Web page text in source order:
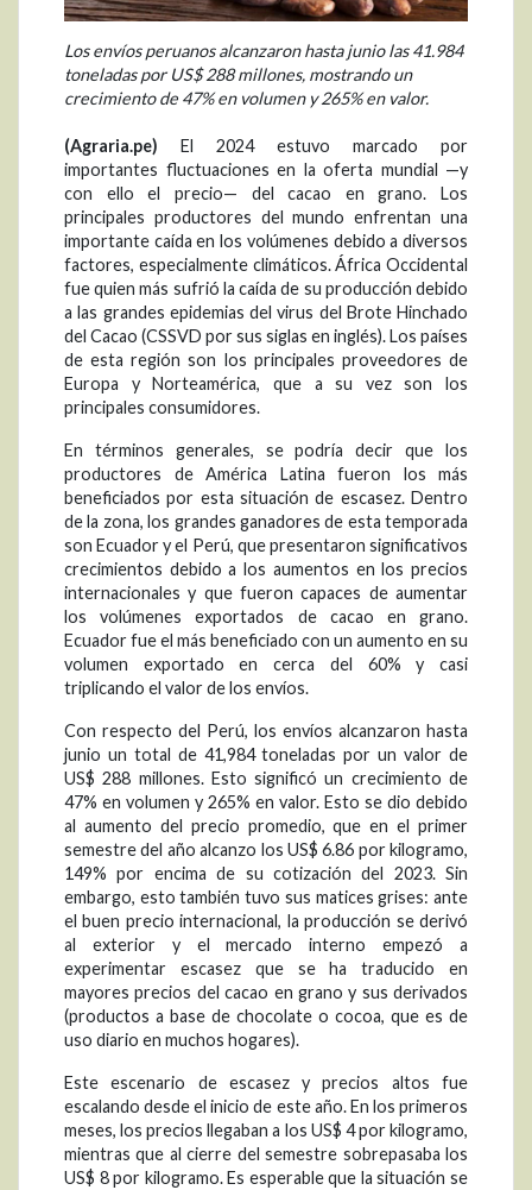
Los envíos peruanos alcanzaron hasta junio las 41.984
toneladas por US$ 288 millones, mostrando un
crecimiento de 47% en volumen y 265% en valor.
(Agraria.pe) El 2024 estuvo marcado por
importantes fluctuaciones en la oferta mundial —y
con ello el precio— del cacao en grano. Los
principales productores del mundo enfrentan una
importante caída en los volúmenes debido a diversos
factores, especialmente climáticos. África Occidental
fue quien más sufrió la caída de su producción debido
a las grandes epidemias del virus del Brote Hinchado
del Cacao (CSSVD por sus siglas en inglés). Los países
de esta región son los principales proveedores de
Europa y Norteamérica, que a su vez son los
principales consumidores.
En términos generales, se podría decir que los
productores de América Latina fueron los más
beneficiados por esta situación de escasez. Dentro
de la zona, los grandes ganadores de esta temporada
son Ecuador y el Perú, que presentaron significativos
crecimientos debido a los aumentos en los precios
internacionales y que fueron capaces de aumentar
los volúmenes exportados de cacao en grano.
Ecuador fue el más beneficiado con un aumento en su
volumen exportado en cerca del 60% y casi
triplicando el valor de los envíos.
Con respecto del Perú, los envíos alcanzaron hasta
junio un total de 41,984 toneladas por un valor de
US$ 288 millones. Esto significó un crecimiento de
47% en volumen y 265% en valor. Esto se dio debido
al aumento del precio promedio, que en el primer
semestre del año alcanzo los US$ 6.86 por kilogramo,
149% por encima de su cotización del 2023. Sin
embargo, esto también tuvo sus matices grises: ante
el buen precio internacional, la producción se derivó
al exterior y el mercado interno empezó a
experimentar escasez que se ha traducido en
mayores precios del cacao en grano y sus derivados
(productos a base de chocolate o cocoa, que es de
uso diario en muchos hogares).
Este escenario de escasez y precios altos fue
escalando desde el inicio de este año. En los primeros
meses, los precios llegaban a los US$ 4 por kilogramo,
mientras que al cierre del semestre sobrepasaba los
US$ 8 por kilogramo. Es esperable que la situación se